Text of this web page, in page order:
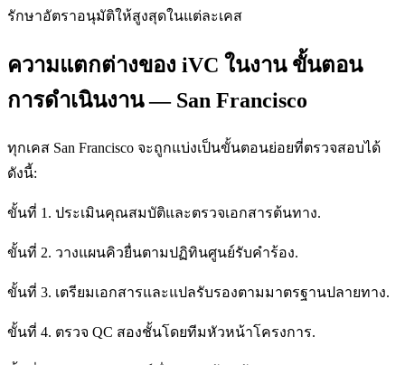
รักษาอัตราอนุมัติให้สูงสุดในแต่ละเคส
ความแตกต่างของ iVC ในงาน ขั้นตอน
การดำเนินงาน — San Francisco
ทุกเคส San Francisco จะถูกแบ่งเป็นขั้นตอนย่อยที่ตรวจสอบได้
ดังนี้:
ขั้นที่ 1. ประเมินคุณสมบัติและตรวจเอกสารต้นทาง.
ขั้นที่ 2. วางแผนคิวยื่นตามปฏิทินศูนย์รับคำร้อง.
ขั้นที่ 3. เตรียมเอกสารและแปลรับรองตามมาตรฐานปลายทาง.
ขั้นที่ 4. ตรวจ QC สองชั้นโดยทีมหัวหน้าโครงการ.